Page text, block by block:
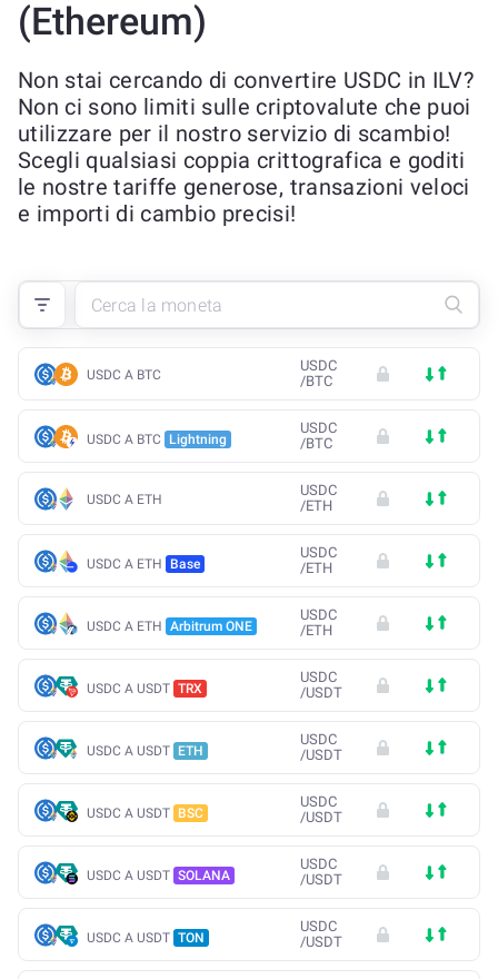
(Ethereum)
Non stai cercando di convertire USDC in ILV?
Non ci sono limiti sulle criptovalute che puoi
utilizzare per il nostro servizio di scambio!
Scegli qualsiasi coppia crittografica e goditi
le nostre tariffe generose, transazioni veloci
e importi di cambio precisi!
USDC A BTC
USDC
/BTC
USDC A BTC Lightning
USDC
/BTC
USDC A ETH
USDC
/ETH
USDC A ETH Base
USDC
/ETH
USDC A ETH Arbitrum ONE
USDC
/ETH
USDC A USDT TRX
USDC
/USDT
USDC A USDT ETH
USDC
/USDT
USDC A USDT BSC
USDC
/USDT
USDC A USDT SOLANA
USDC
/USDT
USDC A USDT TON
USDC
/USDT